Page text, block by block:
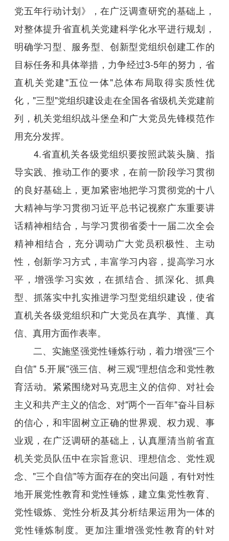
党五年行动计划》，在广泛调查研究的基础上，
对整体提升省直机关党建科学化水平进行规划，
明确学习型、服务型、创新型党组织创建工作的
目标任务和具体举措，力争经过3-5年的努力，省
直机关党建"五位一体"总体布局取得实质性优
化，"三型"党组织建设走在全国各省级机关党建前
列，机关党组织战斗堡垒和广大党员先锋模范作
用充分发挥。
4.省直机关各级党组织要按照武装头脑、指
导实践、推动工作的要求，在前一阶段学习贯彻
的良好基础上，更加紧密地把学习贯彻党的十八
大精神与学习贯彻习近平总书记视察广东重要讲
话精神相结合，与学习贯彻省委十一届二次全会
精神相结合，充分调动广大党员积极性、主动
性，创新学习方式，丰富学习内容，提高学习水
平，增强学习实效，在抓结合、抓深化、抓典
型、抓落实中扎实推进学习型党组织建设，使省
直机关各级党组织和广大党员在真学、真懂、真
信、真用方面作表率。
二、实施坚强党性锤炼行动，着力增强"三个
自信" 5.开展"强三信、树三观"理想信念和党性教
育活动。紧紧围绕对马克思主义的信仰、对社会
主义和共产主义的信念、对"两个一百年"奋斗目标
的信心，和牢固树立正确的世界观、权力观、事
业观，在广泛调研的基础上，认真厘清当前省直
机关党员队伍中在宗旨意识、理想信念、党性观
念、"三个自信"等方面存在的突出问题，有针对性
地开展党性教育和党性锤炼，建立集党性教育、
党性锻炼、党性分析及其分析结果运用为一体的
党性锤炼制度。更加注重增强党性教育的针对